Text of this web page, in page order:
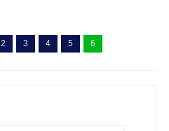
2 3 4 5 6